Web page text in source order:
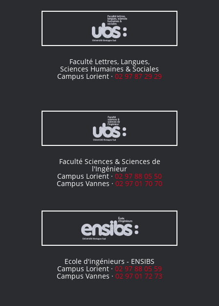
Faculté Lettres, Langues,
Sciences Humaines & Sociales
Campus Lorient · 02 97 87 29 29
Faculté Sciences & Sciences de
l'Ingénieur
Campus Lorient · 02 97 88 05 50
Campus Vannes · 02 97 01 70 70
Ecole d'ingénieurs - ENSIBS
Campus Lorient · 02 97 88 05 59
Campus Vannes · 02 97 01 72 73